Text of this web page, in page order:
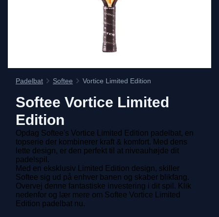
Padelbat Softee Vortice Limited Edition
Softee Vortice Limited
Edition
Opdag Softee's Vortice Limited Edition padelbat, en
topserie der kombinerer kraft & komfort. Med dens
lette design, er den perfekt til at niveauhøjde dit
padelspil.
Med en eksklusiv Limited Edition design, skiller
Softee sig ud på enhver banen og skaber blikfang.
Overvej denne fantastiske investering i dit spil. Klik
nedenfor og lær mere om Softee Vortice Limited
Edition padelbat nu.